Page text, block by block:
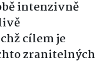
intenzivně
cílem je
zranitelných